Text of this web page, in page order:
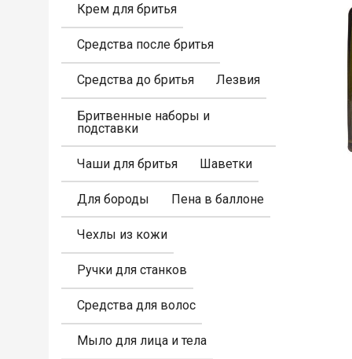
Крем для бритья
Средства после бритья
Средства до бритья Лезвия
Бритвенные наборы и
подставки
Чаши для бритья Шаветки
Для бороды Пена в баллоне
Чехлы из кожи
Ручки для станков
Средства для волос
Мыло для лица и тела